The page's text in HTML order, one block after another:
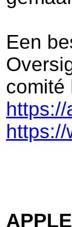
Een
comité